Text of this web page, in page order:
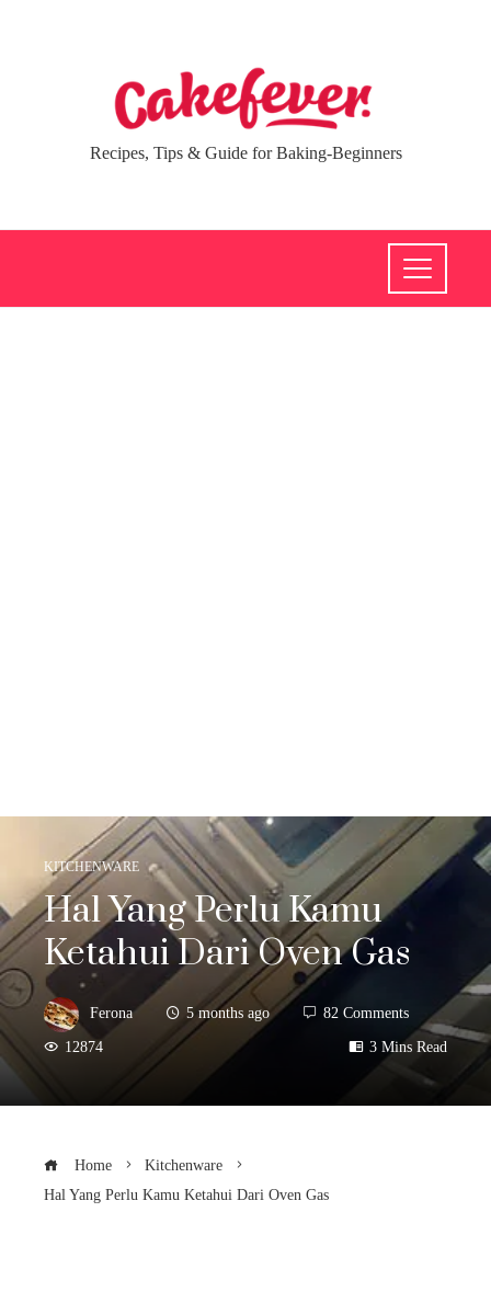
Recipes, Tips & Guide for Baking-Beginners
KITCHENWARE
Hal Yang Perlu Kamu
Ketahui Dari Oven Gas
Ferona 5 months ago 82 Comments
12874 3 Mins Read
Home
Kitchenware
Hal Yang Perlu Kamu Ketahui Dari Oven Gas